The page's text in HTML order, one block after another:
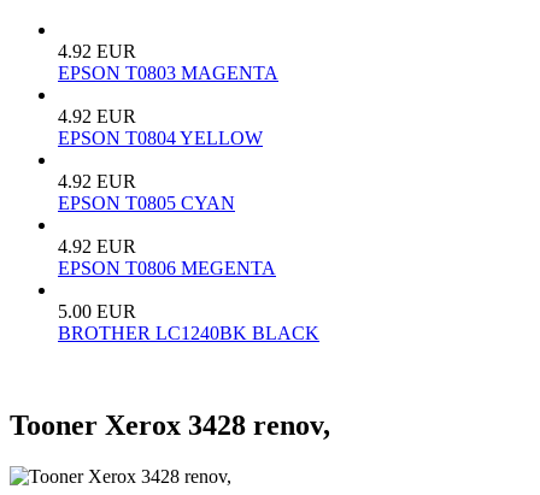
4.92 EUR
EPSON T0803 MAGENTA
4.92 EUR
EPSON T0804 YELLOW
4.92 EUR
EPSON T0805 CYAN
4.92 EUR
EPSON T0806 MEGENTA
5.00 EUR
BROTHER LC1240BK BLACK
Tooner Xerox 3428 renov,